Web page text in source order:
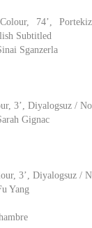
74’,
Subtitled
Sganzerla
3’, Diyalogsuz /
Gignac
3’, Diyalogsuz /
Yang